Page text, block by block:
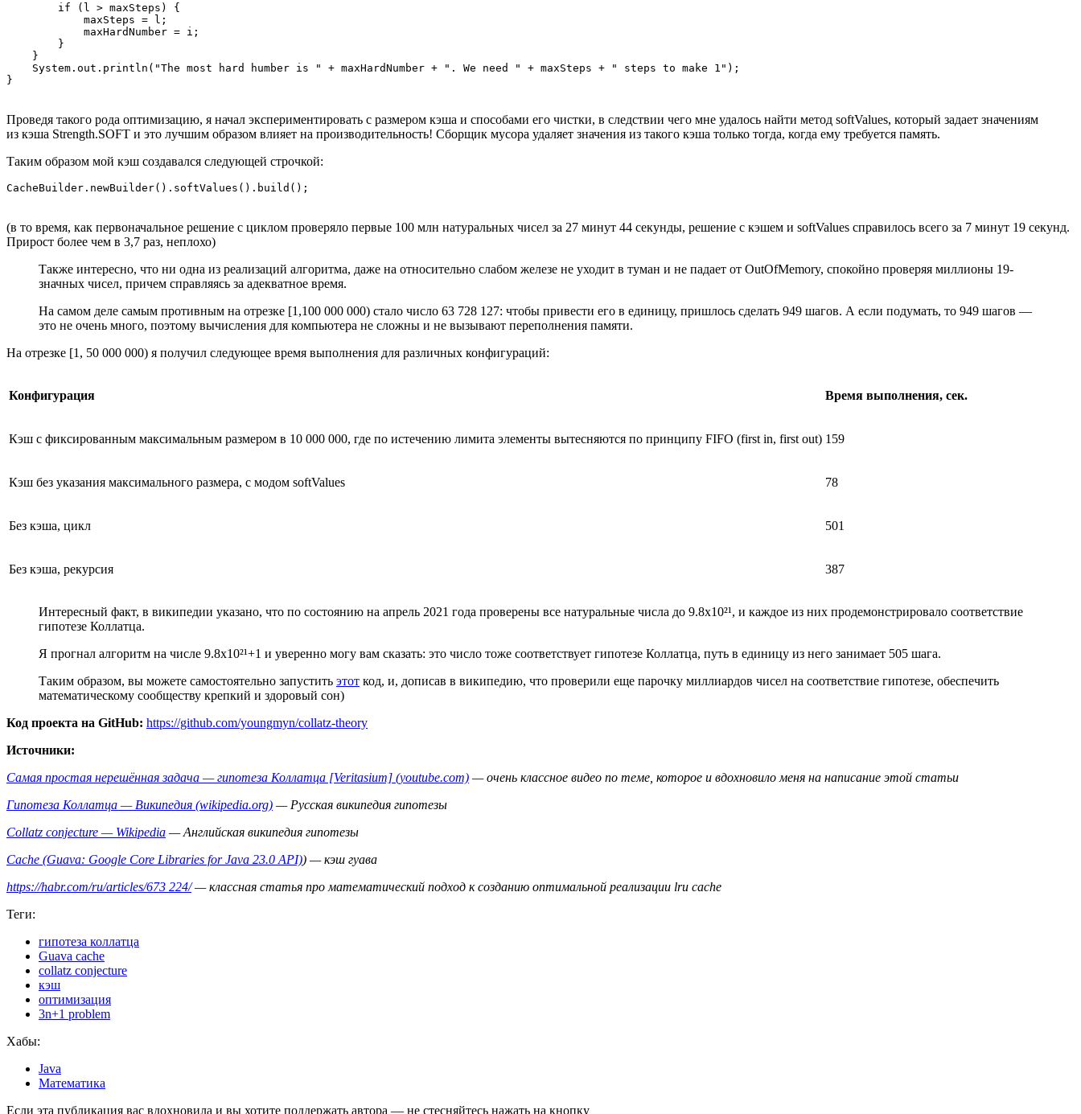
        if (l > maxSteps) {
            maxSteps = l;
            maxHardNumber = i;
        }
    }
    System.out.println("The most hard humber is " + maxHardNumber + ". We need " + maxSteps + " steps to make 1");
}
Проведя такого рода оптимизацию, я начал экспериментировать с размером кэша и способами его чистки, в следствии чего мне удалось найти метод softValues, который задает значениям
из кэша Strength.SOFT и это лучшим образом влияет на производительность! Сборщик мусора удаляет значения из такого кэша только тогда, когда ему требуется память.
Таким образом мой кэш создавался следующей строчкой:
CacheBuilder.newBuilder().softValues().build();
(в то время, как первоначальное решение с циклом проверяло первые 100 млн натуральных чисел за 27 минут 44 секунды, решение с кэшем и softValues справилось всего за 7 минут 19 секунд.
Прирост более чем в 3,7 раз, неплохо)
Также интересно, что ни одна из реализаций алгоритма, даже на относительно слабом железе не уходит в туман и не падает от OutOfMemory, спокойно проверяя миллионы 19-
значных чисел, причем справляясь за адекватное время.
На самом деле самым противным на отрезке [1,100 000 000) стало число 63 728 127: чтобы привести его в единицу, пришлось сделать 949 шагов. А если подумать, то 949 шагов —
это не очень много, поэтому вычисления для компьютера не сложны и не вызывают переполнения памяти.
На отрезке [1, 50 000 000) я получил следующее время выполнения для различных конфигураций:
Конфигурация Время выполнения, сек.
Кэш с фиксированным максимальным размером в 10 000 000, где по истечению лимита элементы вытесняются по принципу FIFO (first in, first out) 159
Кэш без указания максимального размера, с модом softValues 78
Без кэша, цикл 501
Без кэша, рекурсия 387
Интересный факт, в википедии указано, что по состоянию на апрель 2021 года проверены все натуральные числа до 9.8x10²¹, и каждое из них продемонстрировало соответствие
гипотезе Коллатца.
Я прогнал алгоритм на числе 9.8x10²¹+1 и уверенно могу вам сказать: это число тоже соответствует гипотезе Коллатца, путь в единицу из него занимает 505 шага.
Таким образом, вы можете самостоятельно запустить этот код, и, дописав в википедию, что проверили еще парочку миллиардов чисел на соответствие гипотезе, обеспечить
математическому сообществу крепкий и здоровый сон)
Код проекта на GitHub: https://github.com/youngmyn/collatz‑theory
Источники:
Самая простая нерешённая задача — гипотеза Коллатца [Veritasium] (youtube.com) — очень классное видео по теме, которое и вдохновило меня на написание этой статьи
Гипотеза Коллатца — Википедия (wikipedia.org) — Русская википедия гипотезы
Collatz conjecture — Wikipedia — Английская википедия гипотезы
Cache (Guava: Google Core Libraries for Java 23.0 API)) — кэш гуава
https://habr.com/ru/articles/673 224/— классная статья про математический подход к созданию оптимальной реализации lru cache
Теги:
гипотеза коллатца
Guava cache
collatz conjecture
кэш
оптимизация
3n+1 problem
Хабы:
Java
Математика
Если эта публикация вас вдохновила и вы хотите поддержать автора — не стесняйтесь нажать на кнопку